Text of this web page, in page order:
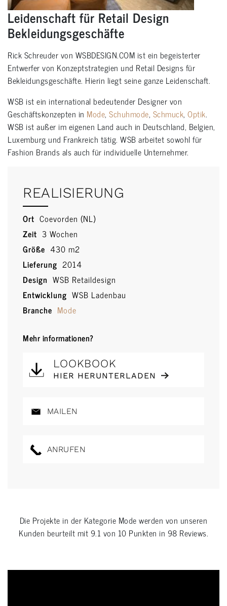
Leidenschaft für Retail Design
Bekleidungsgeschäfte
Rick Schreuder von WSBDESIGN.COM ist ein begeisterter
Entwerfer von Konzeptstrategien und Retail Designs für
Bekleidungsgeschäfte. Hierin liegt seine ganze Leidenschaft.
WSB ist ein international bedeutender Designer von
Geschäftskonzepten in Mode, Schuhmode, Schmuck, Optik.
WSB ist außer im eigenen Land auch in Deutschland, Belgien,
Luxemburg und Frankreich tätig. WSB arbeitet sowohl für
Fashion Brands als auch für individuelle Unternehmer.
REALISIERUNG
Ort Coevorden (NL)
Zeit 3 Wochen
Größe 430 m2
Lieferung 2014
Design WSB Retaildesign
Entwicklung WSB Ladenbau
Branche Mode
Mehr informationen?
LOOKBOOK
HIER HERUNTERLADEN
MAILEN
ANRUFEN
Die Projekte in der Kategorie Modewerden von unseren
Kunden beurteilt mit9.1 von 10 Punkten in 98 Reviews.